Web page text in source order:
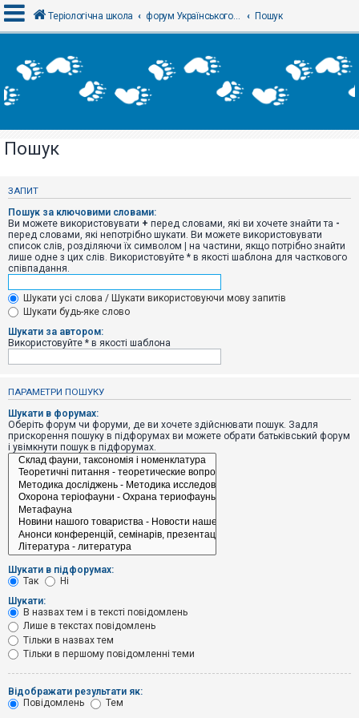
х
і
Р
с
р
а
ц
і
я
Т
е
м
и
б
і
п
о
в
і
д
в
н
т
е
м
и
о
ш
Теріологічна школа форум Українського теріологічного товариства Пошук
Пошук
ЗАПИТ
Пошук за ключовими словами:
Ви можете використовувати + перед словами, які ви хочете знайти та -
перед словами, які непотрібно шукати. Ви можете використовувати
список слів, розділяючи їх символом | на частини, якщо потрібно знайти
лише одне з цих слів. Використовуйте * в якості шаблона для часткового
співпадання.
Шукати усі слова / Шукати використовуючи мову запитів
Шукати будь-яке слово
Шукати за автором:
Використовуйте * в якості шаблона
ПАРАМЕТРИ ПОШУКУ
Шукати в форумах:
Оберіть форум чи форуми, де ви хочете здійснювати пошук. Задля
прискорення пошуку в підфорумах ви можете обрати батьківський форум
і увімкнути пошук в підфорумах.
Шукати в підфорумах:
Так
Ні
Шукати:
В назвах тем і в тексті повідомлень
Лише в текстах повідомлень
Тільки в назвах тем
Тільки в першому повідомленні теми
Відображати результати як:
Повідомлень
Тем